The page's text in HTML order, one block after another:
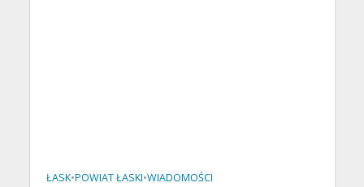
ŁASK•POWIAT ŁASKI•WIADOMOŚCI